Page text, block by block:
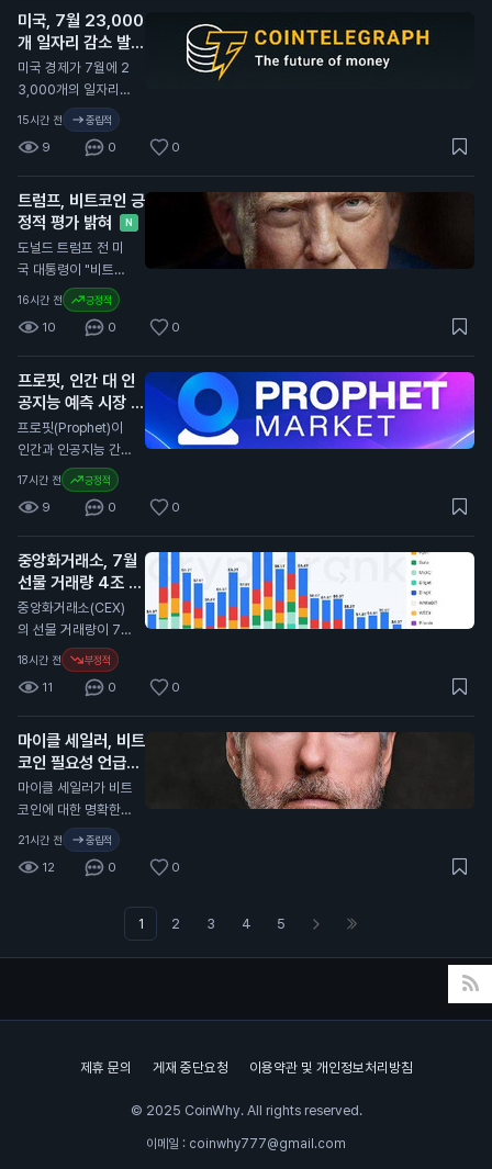
기 방지 규정에 따른
조치입니다. 이번 규
정은 외국 기업이나
개인 지갑으로의 송금
에 적용됩니다. 브라
질 정부는 이를 통해
금융 범죄를 예방하
고, 투명성을 높이겠
다는 의도를 밝혔습니
다. 새로운 규정은 내
년부터 시행될 예정입
니다. 일반 투자자에
거래가 늦어질 수 있
어, 자산 관리에 주의
해외 거래를 계획 중
인 투자자들은 이 점
을 고려해야 합니다.
미국, 7월 23,000
개 일자리 감소 발표
N
미국 경제가 7월에 2
3,000개의 일자리를
잃었다고 발표했습니
다. 이는 80,000개
의 일자리 증가 예상
과 크게 다릅니다. 미
국 노동부의 데이터에
따르면 실업률은 4.
1%로 소폭 감소했습
니다. 경제 전문가들
은 85,000개의 일자
리 증가를 예상했으
나, 실제로는 감소했
습니다. 이는 연방준
비제도(Fed)가 금리
인상 여부를 결정하는
데 중요한 영향을 미
칠 수 있습니다. 이번
투자자에게 중요한 신
호입니다. 금리 인상
가격에 긍정적인 영향
을 미칠 수 있습니다.
15시간 전 중립적
9 0 0
트럼프, 비트코인 긍
정적 평가 밝혀
N
도널드 트럼프 전 미
국 대통령이 "비트코
인은 큰 일이다. 사람
들이 비트코인으로 결
제하고 있다. 이는 달
러에 대한 압박을 줄
인다. 우리나라에 좋
은 일이다"라고 말했
습니다. 트럼프의 발
언은 암호화폐에 대한
긍정적인 시각을 드러
냅니다. 그의 아들들
이 지분을 가진 암호
화폐 채굴 회사인 아
메리칸 비트코인은 최
근 2분기 동안 5,72
0만 달러(약 800억
원)의 손실을 기록했
격이 2분기 동안 11%
하락한 영향이 컸습니
비트코인 932개를
채굴하며 생산량을 증
가시켰습니다. 트럼프
의 긍정적인 발언은
비트코인 가격에 긍정
적인 영향을 미칠 수
있습니다. 이는 일반
16시간 전 긍정적
10 0 0
프로핏, 인간 대 인
공지능 예측 시장 출
시
N
프로핏(Prophet)이
인간과 인공지능 간의
예측 시장을 출시했습
니다. 사용자는 어떤
주제든 시장을 만들고
프로핏과 직접 거래할
수 있습니다. 이 서비
스는 사용자에게 예측
을 통해 수익을 올릴
기회를 제공합니다.
프로핏은 인공지능을
활용해 예측의 정확성
을 높이고, 사용자들
은 자신의 전문 지식
을 활용해 시장을 형
성할 수 있습니다. 가
입 시 코드 "COIN10
1"을 입력하면 혜택을
예측 시장은 일반 투
자자에게 새로운 투자
인공지능과의 거래는
예측의 정확성을 높일
수 있어, 투자자들은
17시간 전 긍정적
9 0 0
중앙화거래소, 7월
선물 거래량 4조 달
러로 감소
N
중앙화거래소(CEX)
의 선물 거래량이 7월
에 4조 달러(약 5천
800조 원)로 감소했
습니다. 이는 2023
년 12월 이후 가장 낮
은 수준입니다. 이 통
계는 암호화폐 분석
플랫폼인 크립토랭크
(CryptoRank)의 자
료를 바탕으로 합니
다. 최근 몇 달 동안 기
술주 매도와 원자재
장이 불안정해졌습니
다. 이러한 상황은 중
앙화거래소의 거래량
식은 투자자들에게 중
다. 거래량 감소는 시
18시간 전 부정적
11 0 0
마이클 세일러, 비트
코인 필요성 언급
N
마이클 세일러가 비트
코인에 대한 명확한
규제가 필요하지 않다
고 주장했습니다. 그
는 미국이 명확한 규
매각해 1억 달러(약 1,
을 통과시킬 시간이
21시간 전 중립적
12 0 0
1 2 3 4 5
제휴 문의 게재 중단요청 이용약관 및 개인정보처리방침
© 2025 CoinWhy. All rights reserved.
이메일 : coinwhy777@gmail.com